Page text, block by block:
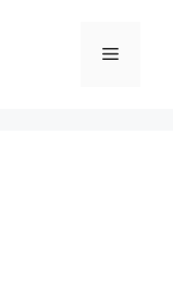
Meniu